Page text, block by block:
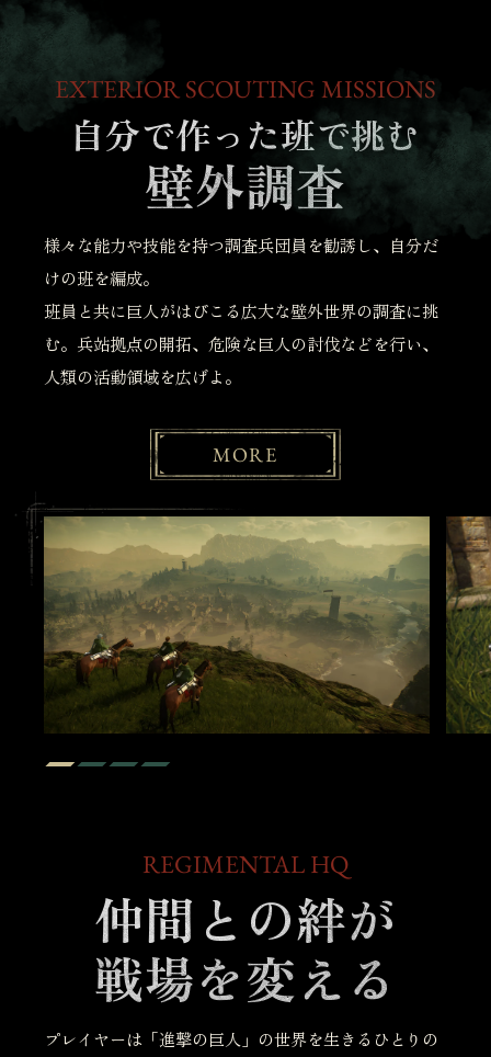
EXTERIOR SCOUTING MISSIONS
自分で作った班で挑む
壁外調査
様々な能力や技能を持つ調査兵団員を勧誘し、自分だ
けの班を編成。
班員と共に巨人がはびこる広大な壁外世界の調査に挑
む。兵站拠点の開拓、危険な巨人の討伐などを行い、
人類の活動領域を広げよ。
MORE
REGIMENTAL HQ
仲間との絆が
戦場を変える
プレイヤーは「進撃の巨人」の世界を生きるひとりの